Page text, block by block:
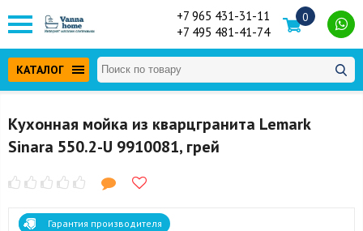
+7 965 431-31-11
+7 495 481-41-74
0
КАТАЛОГ
Кухонная мойка из кварцгранита Lemark
Sinara 550.2-U 9910081, грей
Гарантия производителя